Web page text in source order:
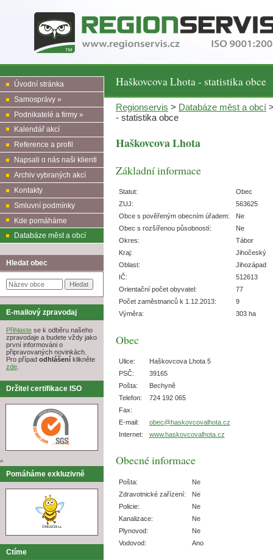
Haškovcova Lhota - statistika obce
Úvodní stránka
Samosprávy »
Podnikatelé a firmy »
Kalendář akcí
Reference a profil
Napsali o nás naši klienti
Archiv vybraných akcí
Kontakty
Smluvní podmínky
Kde pomáháme
Databáze měst a obcí
Hledat obec
E-mailový zpravodaj
Přihlaste se k odběru našeho
zpravodaje a budete vždy jako
první informováni o
připravovaných novinkách.
Pro případ odhlášení klikněte
zde.
Držitel certifikace ISO
^
Pomáháme exkluzivně
Ctíme
Regionservis > Databáze měst a obcí
- statistika obce
Haškovcova Lhota
Základní informace
Statut:
Obec
ZUJ:
563625
Obce s pověřeným obecním úřadem:
Ne
Obec s rozšířenou působností:
Ne
Okres:
Tábor
Kraj:
Jihočeský
Oblast:
Jihozápad
IČ:
512613
Orientační počet obyvatel:
77
Počet zaměstnanců k 1.12.2013:
9
Výměra:
303 ha
Obec
Ulice:
Haškovcova Lhota 5
PSČ:
39165
Pošta:
Bechyně
Telefon:
724 192 065
Fax:
E-mail:
obec@haskovcovalhota.cz
Internet:
www.haskovcovalhota.cz
Obecné informace
Pošta:
Ne
Zdravotnické zařízení:
Ne
Policie:
Ne
Kanalizace:
Ne
Plynovod:
Ne
Vodovod:
Ano